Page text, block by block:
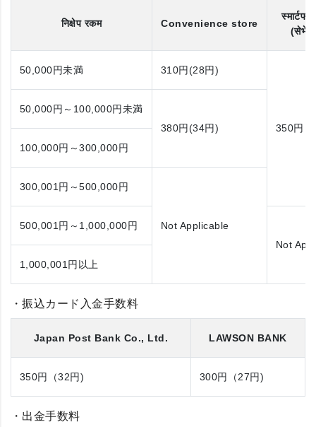
निक्षेप रकम Convenience store
(सेभेन
50,000円未満 310円(28円)
350円
50,000円～100,000円未満
380円(34円)
100,000円～300,000円
300,001円～500,000円
Not Applicable
500,001円～1,000,000円
Not
1,000,001円 以上
・振込カード入金手数料
Japan Post Bank Co., Ltd. LAWSON BANK
350円（32円) 300円（27円)
・出金手数料